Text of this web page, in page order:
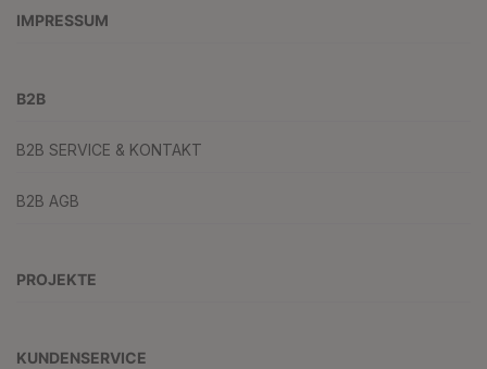
IMPRESSUM
B2B
B2B SERVICE & KONTAKT
B2B AGB
PROJEKTE
KUNDENSERVICE